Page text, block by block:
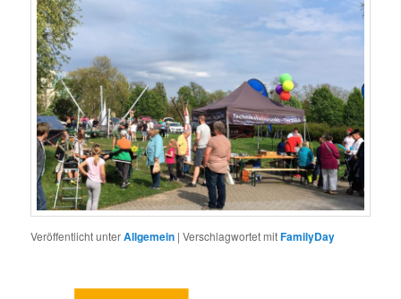
Veröffentlicht unterAllgemein |Verschlagwortet mitFamilyDay